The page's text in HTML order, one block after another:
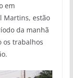
em
Martins, estão
da manhã
os trabalhos